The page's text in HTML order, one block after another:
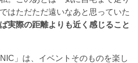
はただただ遠いなあと思っていた
実際の距離よりも近く感じること
」は、イベントそのものを楽し